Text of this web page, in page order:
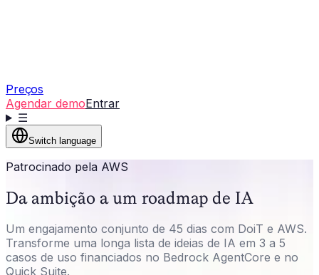
Preços
Agendar demoEntrar
☰
Switch language
Patrocinado pela AWS
Da ambição a um roadmap de IA
Um engajamento conjunto de 45 dias com DoiT e AWS.
Transforme uma longa lista de ideias de IA em 3 a 5
casos de uso financiados no Bedrock AgentCore e no
Quick Suite.